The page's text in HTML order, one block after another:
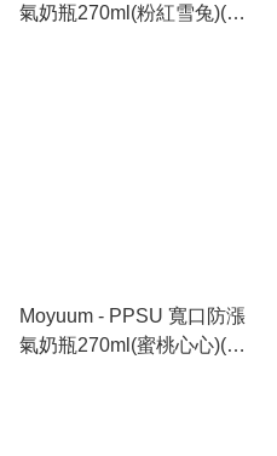
氣奶瓶270ml(粉紅雪兔)(不
Moyuum - PPSU 寬口防漲
氣奶瓶270ml(蜜桃心心)(不